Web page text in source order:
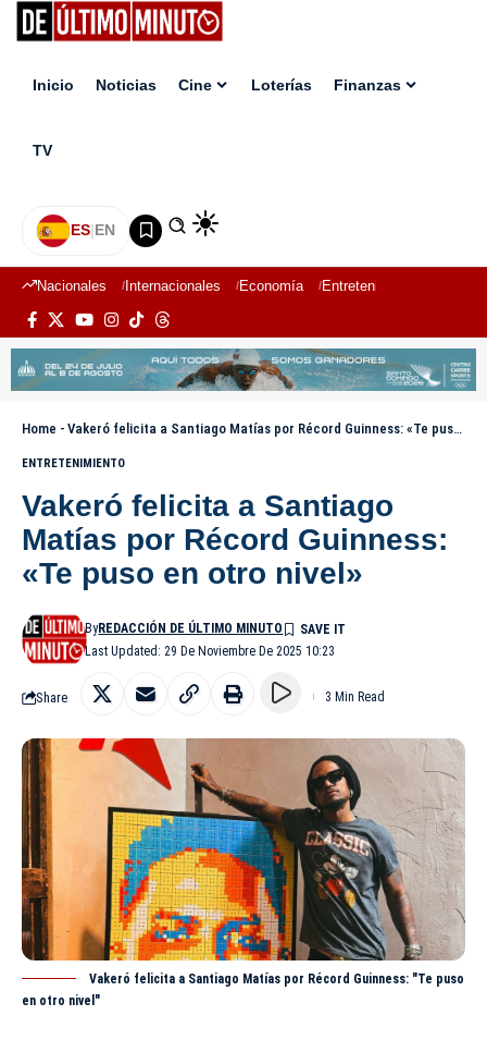
Inicio Noticias Cine Loterías Finanzas
TV
ES|EN
Nacionales Internacionales Economía Entretenimiento
Home - Vakeró felicita a Santiago Matías por Récord Guinness: «Te puso en otro nivel»
ENTRETENIMIENTO
Vakeró felicita a Santiago
Matías por Récord Guinness:
«Te puso en otro nivel»
Last Updated: 29 De Noviembre De 2025 10:23
ByREDACCIÓN DE ÚLTIMO MINUTO
Share 3 Min Read
Vakeró felicita a Santiago Matías por Récord Guinness: "Te puso
en otro nivel"